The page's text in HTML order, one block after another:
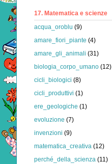
17. Matematica e scienze
acqua_oroblu (9)
amare_fiori_piante (4)
amare_gli_animali (31)
biologia_corpo_umano (12)
cicli_biologici (8)
cicli_produttivi (1)
ere_geologiche (1)
evoluzione (7)
invenzioni (9)
matematica_creativa (12)
perché_della_scienza (11)